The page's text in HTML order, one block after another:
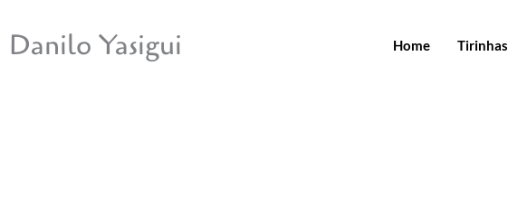
para
Danilo Yasigui Home Tirinhas